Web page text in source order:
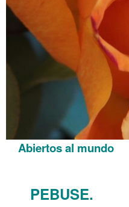
Abiertos al mundo
PEBUSE.